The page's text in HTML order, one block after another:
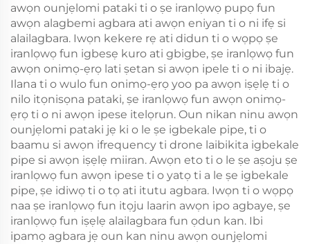
awọn ounjẹlomi pataki ti o ṣe iranlọwọ pupọ fun
awọn alagbemi agbara ati awọn eniyan ti o ni ifẹ si
alailagbara. Iwọn kekere rẹ ati didun ti o wọpọ ṣe
iranlọwọ fun igbesẹ kuro ati gbigbe, ṣe iranlọwọ fun
awọn onimọ-ẹrọ lati ṣetan si awọn ipele ti o ni ibajẹ.
Ilana ti o wulo fun onimọ-ẹrọ yoo pa awọn iṣẹlẹ ti o
nilo itọnisọna pataki, ṣe iranlọwọ fun awọn onimọ-
ẹrọ ti o ni awọn ipese itelọrun. Oun nikan ninu awọn
ounjẹlomi pataki jẹ ki o le ṣe igbekale pipe, ti o
baamu si awọn ifrequency ti drone laibikita igbekale
pipe si awọn iṣẹlẹ miiran. Awọn eto ti o le ṣe aṣoju ṣe
iranlọwọ fun awọn ipese ti o yatọ ti a le ṣe igbekale
pipe, ṣe idiwọ ti o tọ ati itutu agbara. Iwọn ti o wọpọ
naa ṣe iranlọwọ fun itọju laarin awọn ipo agbaye, ṣe
iranlọwọ fun iṣẹlẹ alailagbara fun ọdun kan. Ibi
ipamọ agbara jẹ oun kan ninu awọn ounjẹlomi